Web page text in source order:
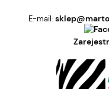
E-mail: